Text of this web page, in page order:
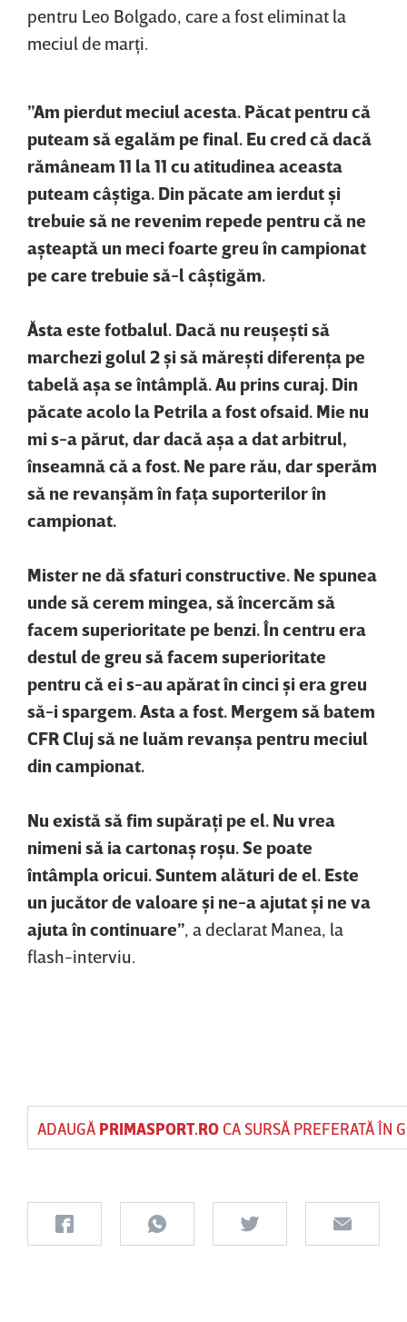
pentru Leo Bolgado, care a fost eliminat la
meciul de marţi.
”Am pierdut meciul acesta. Păcat pentru că
puteam să egalăm pe final. Eu cred că dacă
rămâneam 11 la 11 cu atitudinea aceasta
puteam câştiga. Din păcate am ierdut şi
trebuie să ne revenim repede pentru că ne
aşteaptă un meci foarte greu în campionat
pe care trebuie să-l câştigăm.
Ăsta este fotbalul. Dacă nu reuşeşti să
marchezi golul 2 şi să măreşti diferenţa pe
tabelă aşa se întâmplă. Au prins curaj. Din
păcate acolo la Petrila a fost ofsaid. Mie nu
mi s-a părut, dar dacă aşa a dat arbitrul,
înseamnă că a fost. Ne pare rău, dar sperăm
să ne revanşăm în faţa suporterilor în
campionat.
Mister ne dă sfaturi constructive. Ne spunea
unde să cerem mingea, să încercăm să
facem superioritate pe benzi. În centru era
destul de greu să facem superioritate
pentru că ei s-au apărat în cinci şi era greu
să-i spargem. Asta a fost. Mergem să batem
CFR Cluj să ne luăm revanşa pentru meciul
din campionat.
Nu există să fim supăraţi pe el. Nu vrea
nimeni să ia cartonaş roşu. Se poate
întâmpla oricui. Suntem alături de el. Este
un jucător de valoare şi ne-a ajutat şi ne va
ajuta în continuare” , a declarat Manea, la
flash-interviu.
ADAUGĂ PRIMASPORT.ROCA SURSĂ PREFERATĂ ÎN